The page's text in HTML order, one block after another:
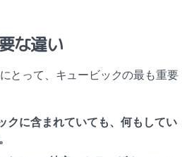
な違い
とって、キュービックの最も重要
クに含まれていても、何もしてい